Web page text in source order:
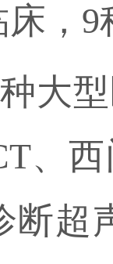
，
大
、
断超